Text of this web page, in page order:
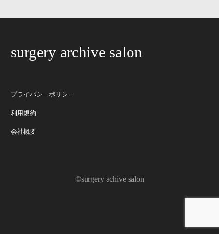
surgery archive salon
プライバシーポリシー
利用規約
会社概要
©surgery achive salon